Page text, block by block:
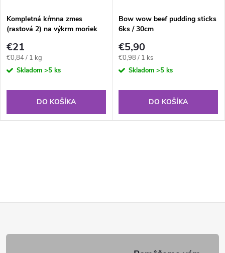
Kompletná kŕmna zmes
(rastová 2) na výkrm moriek
€21
Jednotková
cena:
€0,84 / 1 kg
Skladom >5 ks
DO KOŠÍKA
Bow wow beef pudding sticks
6ks / 30cm
€5,90
Jednotková
cena:
€0,98 / 1 ks
Skladom >5 ks
DO KOŠÍKA
á